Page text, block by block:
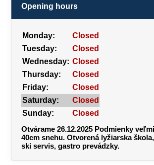
Opening hours
Monday:
Closed
Tuesday:
Closed
Wednesday: Closed
Thursday:
Closed
Friday:
Closed
Saturday:
Closed
Sunday:
Closed
Otvárame 26.12.2025 Podmienky
40cm snehu. Otvorená lyžiarska
ski servis, gastro prevádzky.